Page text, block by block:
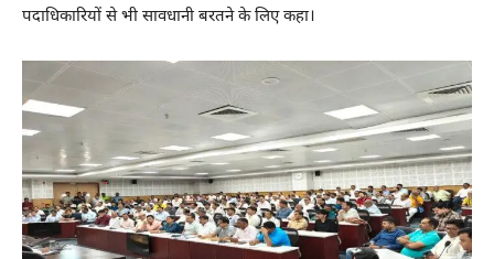
पदाधिकारियों से भी सावधानी बरतने के लिए कहा।